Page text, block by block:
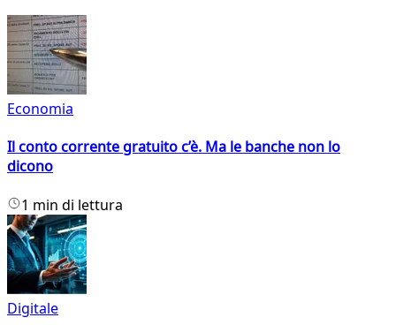
Economia
Il conto corrente gratuito c’è. Ma le banche non lo
dicono
1 min di lettura
Digitale